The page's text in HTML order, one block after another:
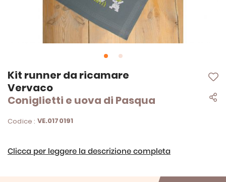
Kit runner da ricamare
Vervaco
Coniglietti e uova di Pasqua
Codice : VE.0170191
Clicca per leggere la descrizione completa
Vai
all'inizio
della
galleria
immagini